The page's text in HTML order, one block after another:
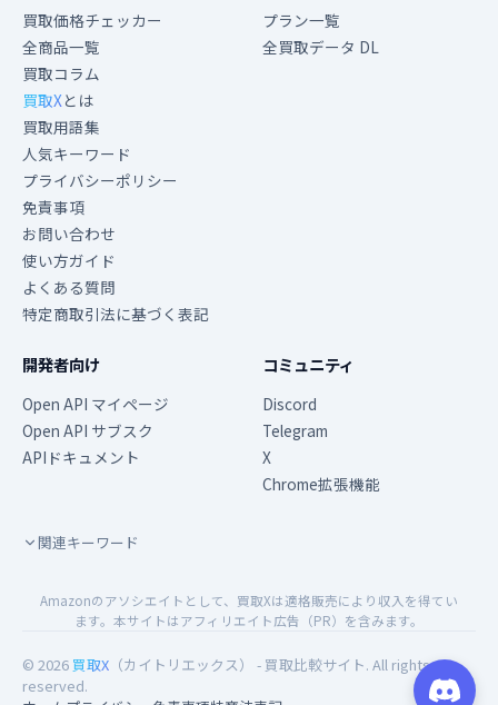
買取価格チェッカー
全商品一覧
買取コラム
買取Xとは
買取用語集
人気キーワード
プライバシーポリシー
免責事項
お問い合わせ
使い方ガイド
よくある質問
特定商取引法に基づく表記
プラン一覧
全買取データ DL
開発者向け
Open API マイページ
Open API サブスク
APIドキュメント
コミュニティ
Discord
Telegram
X
Chrome拡張機能
関連キーワード
Amazonのアソシエイトとして、買取Xは適格販売により収入を得てい
ます。本サイトはアフィリエイト広告（PR）を含みます。
© 2026 買取X （カイトリエックス） - 買取比較サイト. All rights
reserved.